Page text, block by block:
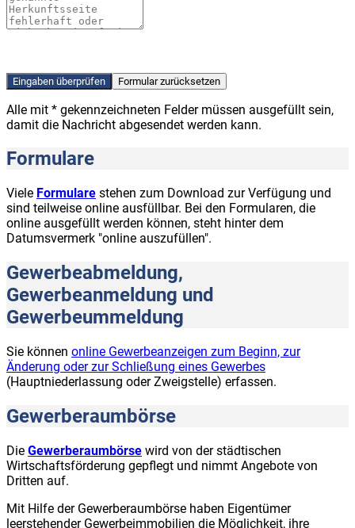
Alle mit * gekennzeichneten Felder müssen ausgefüllt sein,
damit die Nachricht abgesendet werden kann.
Formulare
Viele Formulare stehen zum Download zur Verfügung und
sind teilweise online ausfüllbar. Bei den Formularen, die
online ausgefüllt werden können, steht hinter dem
Datumsvermerk "online auszufüllen".
Gewerbeabmeldung,
Gewerbeanmeldung und
Gewerbeummeldung
Sie können online Gewerbeanzeigen zum Beginn, zur
Änderung oder zur Schließung eines Gewerbes
(Hauptniederlassung oder Zweigstelle) erfassen.
Gewerberaumbörse
Die Gewerberaumbörse wird von der städtischen
Wirtschaftsförderung gepflegt und nimmt Angebote von
Dritten auf.
Mit Hilfe der Gewerberaumbörse haben Eigentümer
leerstehender Gewerbeimmobilien die Möglichkeit, ihre